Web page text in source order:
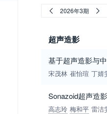
2026年3期
超声造影
基于超声造影与
宋茂林 崔怡瑄 丁婧
Sonazoid超声造
高志玲 梅和平 雷洁